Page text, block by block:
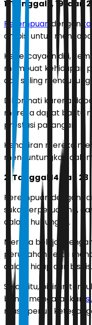
1. Tanggal 1, 19, dan
Perempuan dengan
ambisi untuk
Kepercayaan diri,
membuat kehidupan
dan saling mendukung.
Dihormati karena
mereka dapat bantu
prestasi pasangan.
Kehadiran mereka
menguntungkan
2. Tanggal 14 dan 23
Perempuan dengan
suka berpetualang,
dalam hubungan.
Mereka belajar
perubahan serta
dalam hidup dan bisnis.
Selain itu, pikiran
bantu mengarahkan
masa penuh